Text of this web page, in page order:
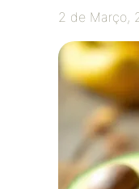
2 de Março,